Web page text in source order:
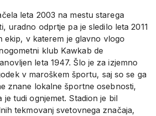
leta 2003 na mestu starega
uradno odprtje pa je sledilo leta 2011
ekip, v katerem je glavno vlogo
klub Kawkab de
leta 1947. Šlo je za izjemno
v maroškem športu, saj so se ga
znane lokalne športne osebnosti,
je tudi ognjemet. Stadion je bil
tekmovanj svetovnega značaja,